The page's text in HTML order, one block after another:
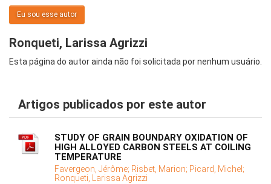
Eu sou esse autor
Ronqueti, Larissa Agrizzi
Esta página do autor ainda não foi solicitada por nenhum usuário.
Artigos publicados por este autor
STUDY OF GRAIN BOUNDARY OXIDATION OF
HIGH ALLOYED CARBON STEELS AT COILING
TEMPERATURE
Favergeon, Jérôme; Risbet, Marion; Picard, Michel;
Ronqueti, Larissa Agrizzi